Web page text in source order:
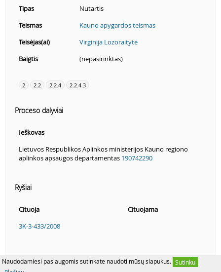
Naudodamiesi paslaugomis sutinkate naudoti mūsų slapukus. Sutinku
Tipas
Nutartis
Teismas
Kauno apygardos teismas
Teisėjas(ai)
Virginija Lozoraitytė
Baigtis
(nepasirinktas)
2 2.2 2.2.4 2.2.4.3
Proceso dalyviai
Ieškovas
Lietuvos Respublikos Aplinkos ministerijos Kauno regiono
aplinkos apsaugos departamentas 190742290
Ryšiai
Cituoja
Cituojama
3K-3-433/2008